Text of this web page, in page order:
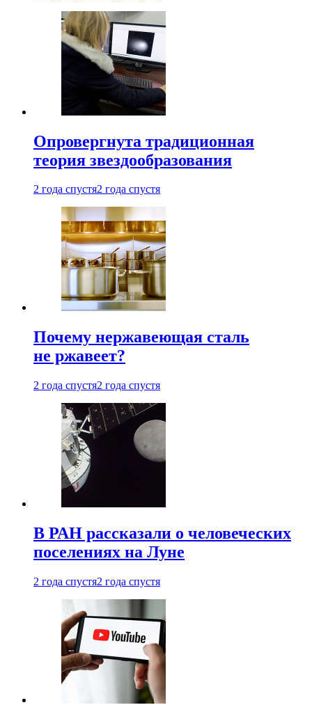
Опровергнута традиционная
теория звездообразования
2 года спустя2 года спустя
Почему нержавеющая сталь
не ржавеет?
2 года спустя2 года спустя
В РАН рассказали о человеческих
поселениях на Луне
2 года спустя2 года спустя